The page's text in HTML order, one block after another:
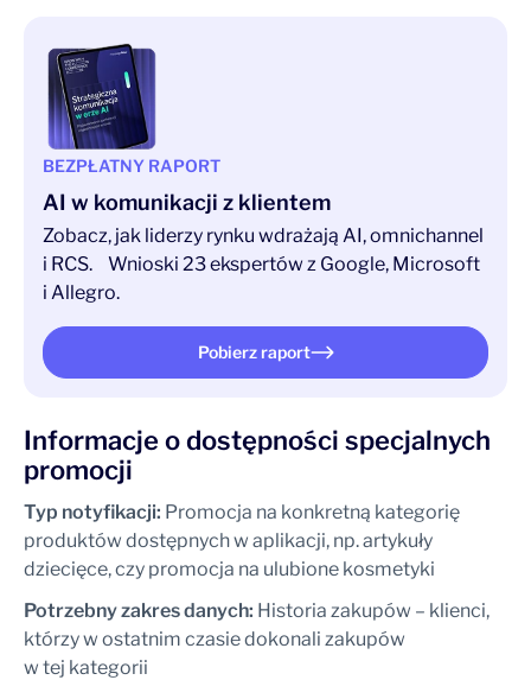
BEZPŁATNY RAPORT
AI w komunikacji z klientem
Zobacz, jak liderzy rynku wdrażają AI, omnichannel
i RCS. Wnioski 23 ekspertów z Google, Microsoft
i Allegro.
Pobierz raport
Informacje o dostępności specjalnych
promocji
Typ notyfikacji: Promocja na konkretną kategorię
produktów dostępnych w aplikacji, np. artykuły
dziecięce, czy promocja na ulubione kosmetyki
Potrzebny zakres danych: Historia zakupów – klienci,
którzy w ostatnim czasie dokonali zakupów
w tej kategorii